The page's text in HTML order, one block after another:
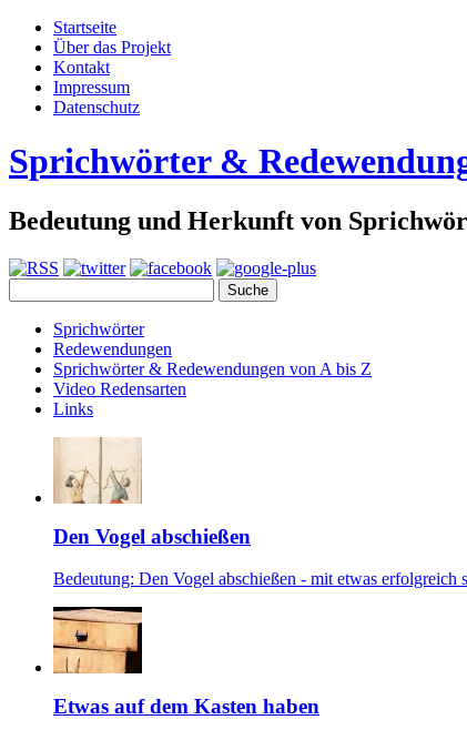
Startseite
Über das Projekt
Kontakt
Impressum
Datenschutz
Sprichwörter &
Bedeutung und Herkunft von
Sprichwörter
Redewendungen
Sprichwörter & Redewendungen von A bis Z
Video Redensarten
Links
Den Vogel abschießen
Bedeutung: Den Vogel abschießen - mit etwas erfolgreich
Etwas auf dem Kasten haben